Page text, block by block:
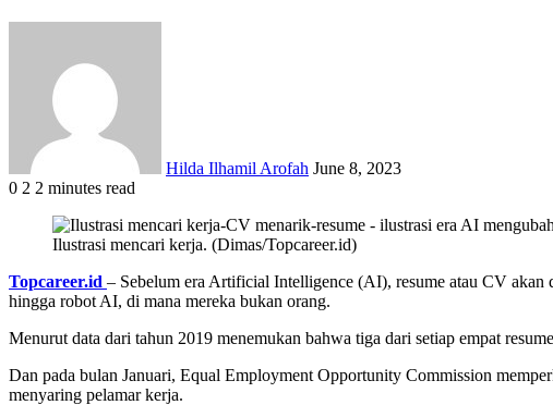
Hilda Ilhamil Arofah June 8, 2023
0 2 2 minutes read
Ilustrasi mencari kerja. (Dimas/Topcareer.id)
Topcareer.id – Sebelum era Artificial Intelligence (AI), resume atau CV
hingga robot AI, di mana mereka bukan orang.
Menurut data dari tahun 2019 menemukan bahwa tiga dari setiap empat
Dan pada bulan Januari, Equal Employment Opportunity Commission
menyaring pelamar kerja.